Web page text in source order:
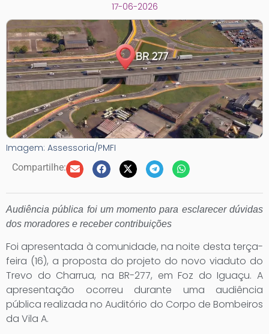
17-06-2026
Imagem: Assessoria/PMFI
Compartilhe:
Audiência pública foi um momento para esclarecer dúvidas
dos moradores e receber contribuições
Foi apresentada à comunidade, na noite desta terça-
feira (16), a proposta do projeto do novo viaduto do
Trevo do Charrua, na BR-277, em Foz do Iguaçu. A
apresentação ocorreu durante uma audiência
pública realizada no Auditório do Corpo de Bombeiros
da Vila A.